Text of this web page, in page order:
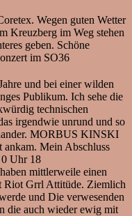
Wegen guten Wetter
Kreuzberg im Weg stehen
geben. Schöne
im SO36
und bei einer wilden
Publikum. Ich sehe die
technischen
irgendwie unrund und so
MORBUS KINSKI
ankam. Mein Abschluss
0 Uhr 18
mittlerweile einen
Riot Grrl Attitüde. Ziemlich
und Die verwesenden
die auch wieder ewig mit